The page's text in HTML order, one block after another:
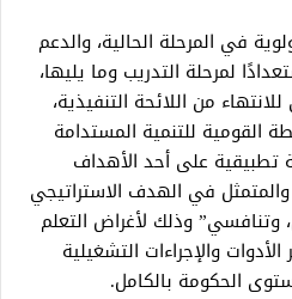
في المرحلة الحالية، والدعم
لمرحلة التدريب وما يليها،
من اللائحة التنفيذية،
القومية للتنمية المستدامة
تطبيقية على أحد الأهداف
الاستراتيجية لرؤية مصر 2030 والمتمثل في الهدف الاستراتيجي
وتنافسي” وذلك لأغراض التعلم
والإجراءات التشغيلية
الحكومة بالكامل.